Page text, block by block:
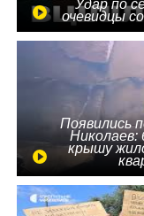
Удар по
очевидцы
Появились
Николаев:
крышу